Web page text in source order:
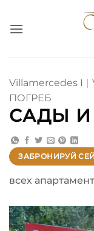
contenido
Villamercedes I |
ПОГРЕБ
САДЫ И
ЗАБРОНИРУЙ
всех